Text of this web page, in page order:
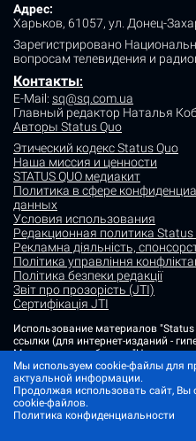
Адрес:
Харьков, 61057, ул. Донец-
Зарегистрировано
вопросам телевидения и
Контакты:
E-Mail: sq@sq.com.ua
Главный редактор Наталья
Авторы Status Quo
Этический кодекс Status Quo
Наша миссия и ценности
STATUS QUO медиакит
Политика в сфере
данных
Условия использования
Редакционная политика Status
Рекламна діяльність,
Політика управління
Політика безпеки редакції
Звіт про прозорість (JTI)
Сертифікація JTI
Использование материалов
ссылки (для интернет-изданий -
Материалы в рубриках "Новости
размещаются на правах рекламы
партнерства.
Изображения, содержащие метку
информации об источнике фото,
сгенерированными ИИ
Мы используем cookie-файлы для
актуальной информации.
Продолжая использовать сайт, Вы
cookie-файлов.
Политика конфиденциальности